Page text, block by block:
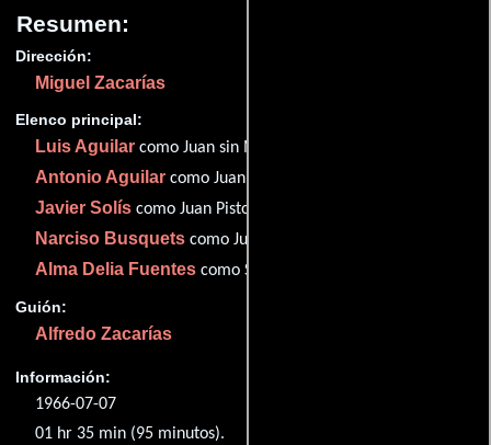
Resumen:
Dirección:
Miguel Zacarías
Elenco principal:
Luis Aguilar como Juan sin Miedo
Antonio Aguilar como Juan Colorado
Javier Solís como Juan Pistolas
Narciso Busquets como Juan Charrasqueado
Alma Delia Fuentes como Soledad
Guión:
Alfredo Zacarías
Información:
1966-07-07
01 hr 35 min (95 minutos).